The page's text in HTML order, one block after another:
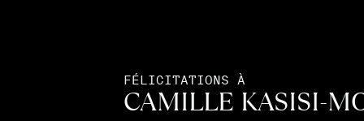
FÉLICITATIONS À
CAMILLE KASISI-